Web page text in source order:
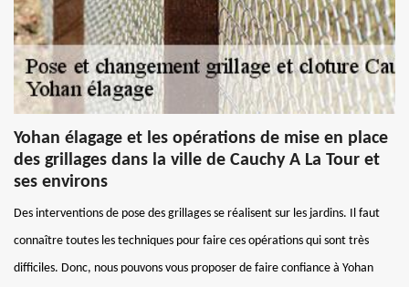
Yohan élagage et les opérations de mise en place
des grillages dans la ville de Cauchy A La Tour et
ses environs
Des interventions de pose des grillages se réalisent sur les jardins. Il faut
connaître toutes les techniques pour faire ces opérations qui sont très
difficiles. Donc, nous pouvons vous proposer de faire confiance à Yohan